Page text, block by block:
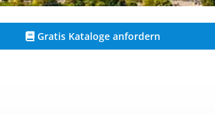
Gratis Kataloge anfordern